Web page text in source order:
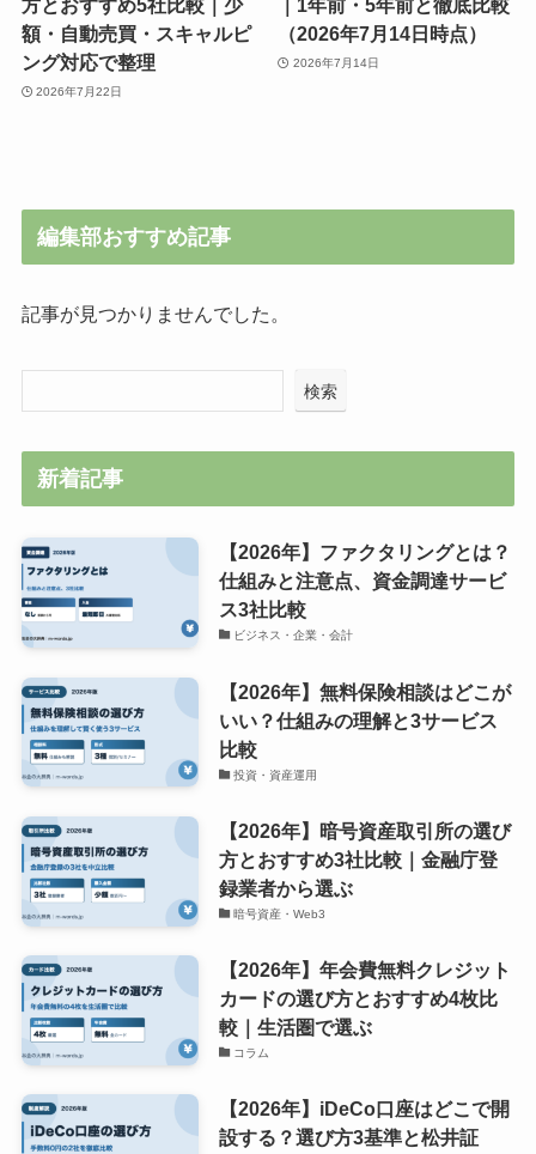
方とおすすめ5社比較｜少
額・自動売買・スキャルピ
ング対応で整理
2026年7月22日
｜1年前・5年前と徹底比較
（2026年7月14日時点）
2026年7月14日
編集部おすすめ記事
記事が見つかりませんでした。
検索
新着記事
【2026年】ファクタリングとは？
仕組みと注意点、資金調達サービ
ス3社比較
ビジネス・企業・会計
【2026年】無料保険相談はどこが
いい？仕組みの理解と3サービス
比較
投資・資産運用
【2026年】暗号資産取引所の選び
方とおすすめ3社比較｜金融庁登
録業者から選ぶ
暗号資産・Web3
【2026年】年会費無料クレジット
カードの選び方とおすすめ4枚比
較｜生活圏で選ぶ
コラム
【2026年】iDeCo口座はどこで開
設する？選び方3基準と松井証